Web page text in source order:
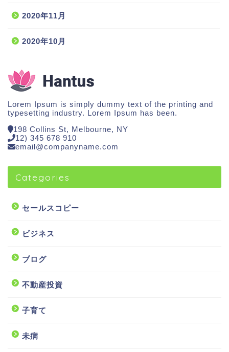
2020年11月
2020年10月
Lorem Ipsum is simply dummy text of the printing and
typesetting industry. Lorem Ipsum has been.
198 Collins St, Melbourne, NY
12) 345 678 910
email@companyname.com
Categories
セールスコピー
ビジネス
ブログ
不動産投資
子育て
未病